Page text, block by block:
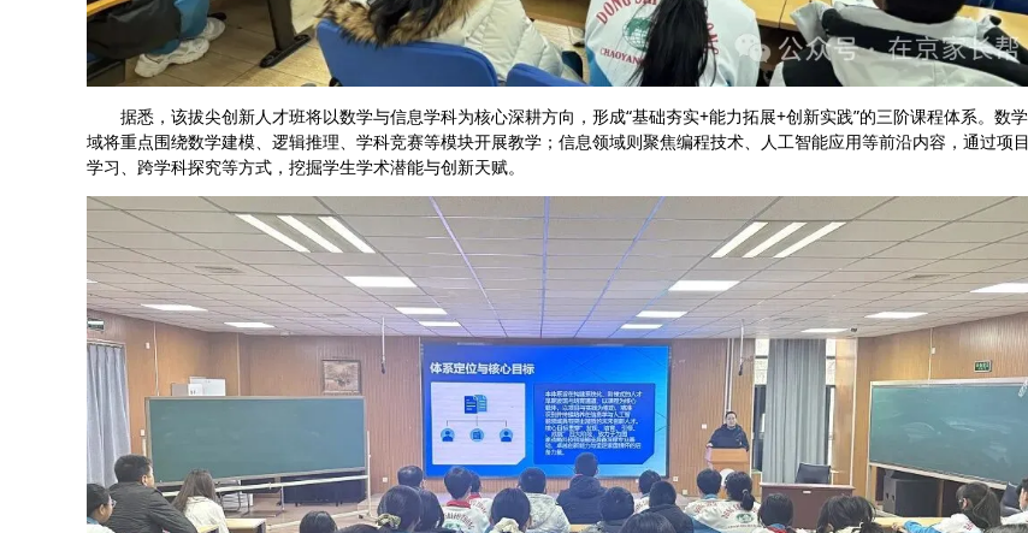
据悉，该拔尖创新人才班将以数学与信息学科为核心深耕方向，形成“基础夯实+能力拓展+创新实践”的三阶课程体系。数
域将重点围绕数学建模、逻辑推理、学科竞赛等模块开展教学；信息领域则聚焦编程技术、人工智能应用等前沿内容，通过项
学习、跨学科探究等方式，挖掘学生学术潜能与创新天赋。